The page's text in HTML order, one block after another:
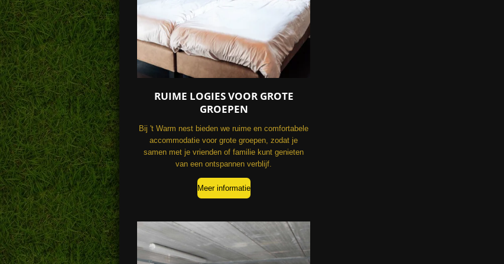
RUIME LOGIES VOOR GROTE
GROEPEN
Bij 't Warm nest bieden we ruime en comfortabele
accommodatie voor grote groepen, zodat je
samen met je vrienden of familie kunt genieten
van een ontspannen verblijf.
Meer informatie